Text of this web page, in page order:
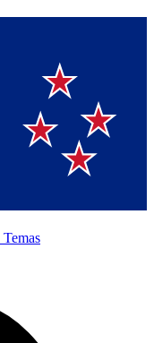
Temas